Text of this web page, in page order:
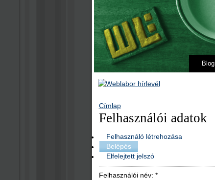
Blog
Címlap
Felhasználói adatok
Felhasználó létrehozása
Belépés
Elfelejtett jelszó
Felhasználói név: *